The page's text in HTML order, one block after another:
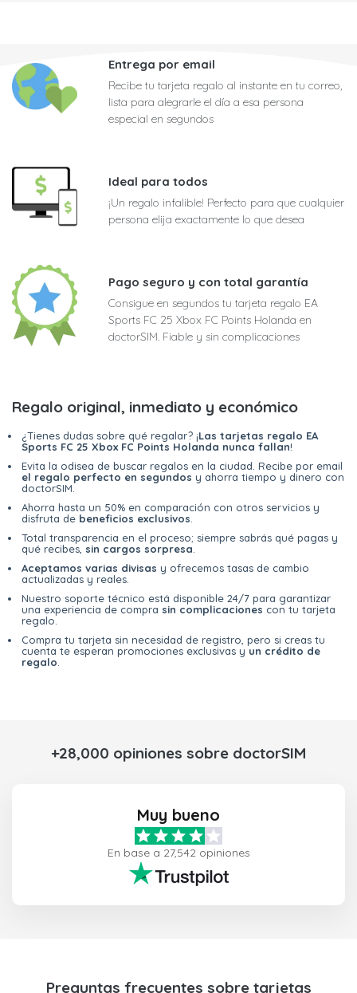
Entrega por email
Recibe tu tarjeta regalo al instante en tu correo,
lista para alegrarle el día a esa persona
especial en segundos
Ideal para todos
¡Un regalo infalible! Perfecto para que cualquier
persona elija exactamente lo que desea
Pago seguro y con total garantía
Consigue en segundos tu tarjeta regalo EA
Sports FC 25 Xbox FC Points Holanda en
doctorSIM. Fiable y sin complicaciones
Regalo original, inmediato y económico
¿Tienes dudas sobre qué regalar? ¡Las tarjetas regalo EA
Sports FC 25 Xbox FC Points Holanda nunca fallan!
Evita la odisea de buscar regalos en la ciudad. Recibe por email
el regalo perfecto en segundos y ahorra tiempo y dinero con
doctorSIM.
Ahorra hasta un 50% en comparación con otros servicios y
disfruta de beneficios exclusivos
Total transparencia en el proceso; siempre sabrás qué pagas y
qué recibes, sin cargos sorpresa
Aceptamos varias divisas y ofrecemos tasas de cambio
actualizadas y reales.
Nuestro soporte técnico está disponible 24/7 para garantizar
una experiencia de compra sin complicaciones con tu tarjeta
regalo.
Compra tu tarjeta sin necesidad de registro, pero si creas tu
cuenta te esperan promociones exclusivas y un crédito de
regalo
+28,000 opiniones sobre doctorSIM
Muy bueno
En base a 27,542 opiniones
Preguntas frecuentes sobre tarjetas